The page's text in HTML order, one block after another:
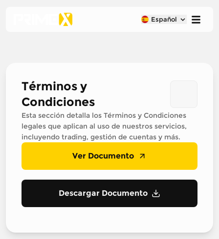
Español
Términos y
Condiciones
Esta sección detalla los Términos y Condiciones
legales que aplican al uso de nuestros servicios,
incluyendo trading, gestión de cuentas y más.
Ver Documento
Descargar Documento